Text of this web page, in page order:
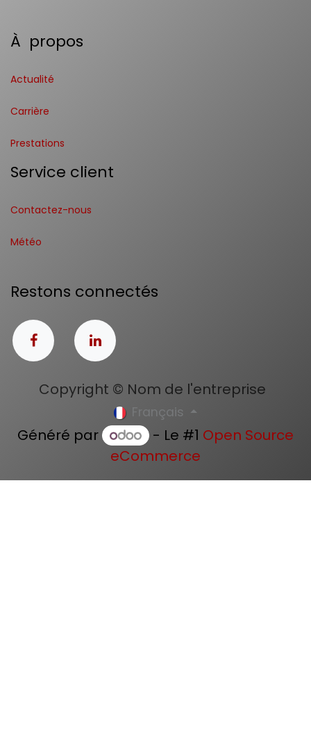
À propos
Actualité
Carrière
Prestations
Service client
Contactez-nous
Météo
Restons connectés
Copyright © Nom de l'entreprise
Français
Généré par - Le #1 Open Source
eCommerce